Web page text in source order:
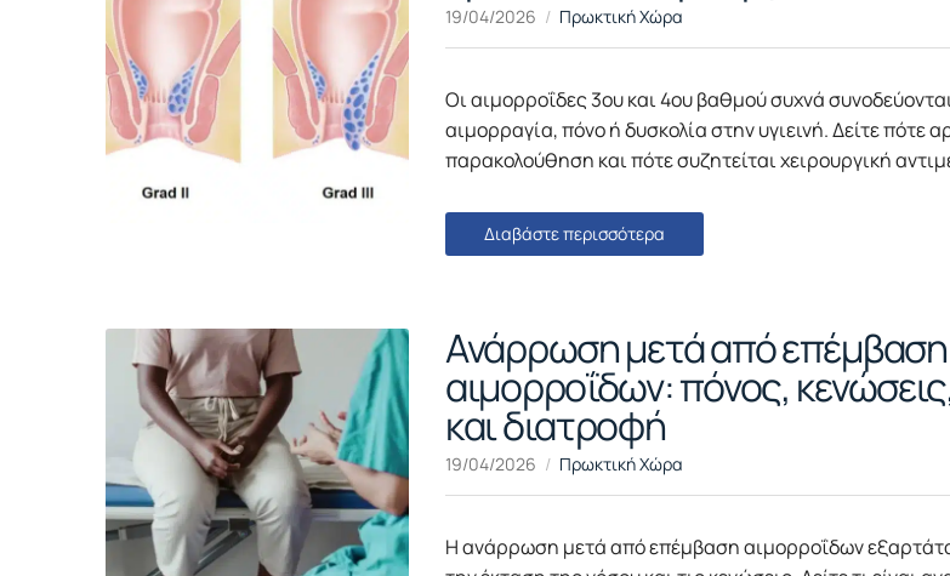
19/04/2026 Πρωκτική Χώρα
Οι αιμορροΐδες 3ου και 4ου βαθμού συχνά
αιμορραγία, πόνο ή δυσκολία στην υγιεινή. Δείτε πότε
παρακολούθηση και πότε συζητείται χειρουργική
Διαβάστε περισσότερα
Ανάρρωση μετά από επέμβαση
αιμορροΐδων: πόνος,
και διατροφή
19/04/2026 Πρωκτική Χώρα
Η ανάρρωση μετά από επέμβαση αιμορροΐδων